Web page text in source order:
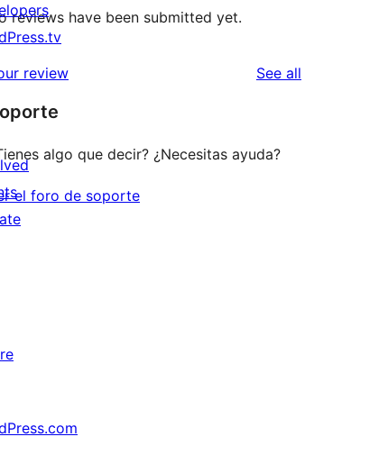
reviews have been submitted yet.
review See all
algo que decir? ¿Necesitas ayuda?
el foro de soporte